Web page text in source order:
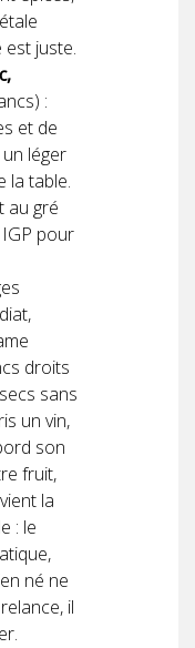
juste.
:
et de
léger
la table.
au gré
pour
droits
sans
un vin,
son
fruit,
la
: le
né ne
il